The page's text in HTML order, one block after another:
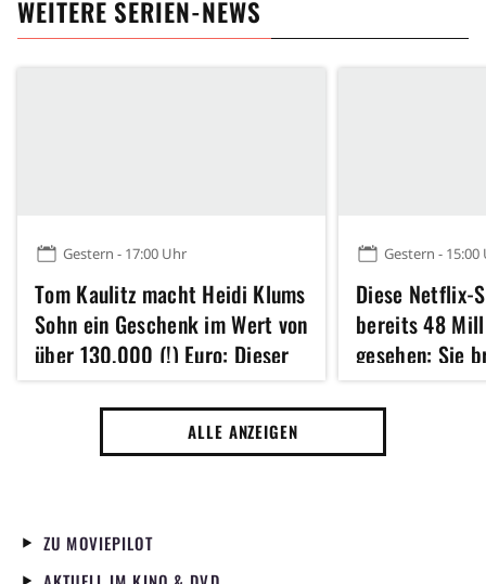
WEITERE SERIEN-NEWS
Gestern - 17:00 Uhr
Tom Kaulitz macht Heidi Klums
Sohn ein Geschenk im Wert von
über 130.000 (!) Euro: Dieser
kuriose Grund steckt dahinter
Gestern - 15:00
Diese Netflix-
bereits 48
gesehen: Sie
zum Lachen,
ALLE ANZEIGEN
ZU MOVIEPILOT